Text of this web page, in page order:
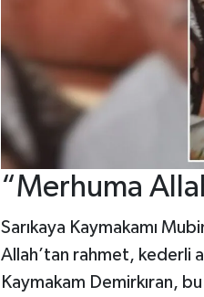
“Merhuma
Sarıkaya Kaymakamı
Allah’tan rahmet, kederli
Kaymakam Demirkıran,